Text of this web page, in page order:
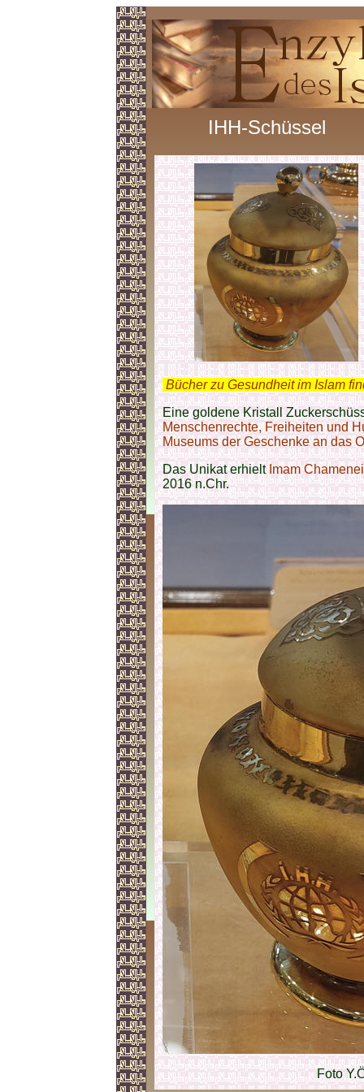
IHH-Schüssel
. Bücher zu Gesundheit im Islam
Eine goldene Kristall
Menschenrechte, Freiheiten und
Museums der Geschenke an das
Das Unikat erhieltImam Chamenei
2016 n.Chr.
Foto